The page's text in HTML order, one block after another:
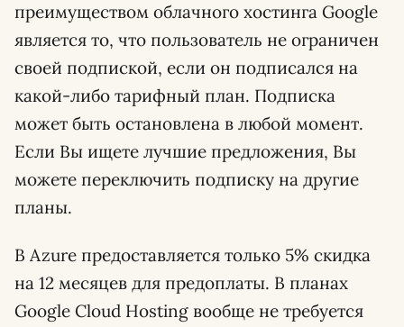
преимуществом облачного хостинга Google
является то, что пользователь не ограничен
своей подпиской, если он подписался на
какой-либо тарифный план. Подписка
может быть остановлена ​​в любой момент.
Если Вы ищете лучшие предложения, Вы
можете переключить подписку на другие
планы.
В Azure предоставляется только 5% скидка
на 12 месяцев для предоплаты. В планах
Google Cloud Hosting вообще не требуется